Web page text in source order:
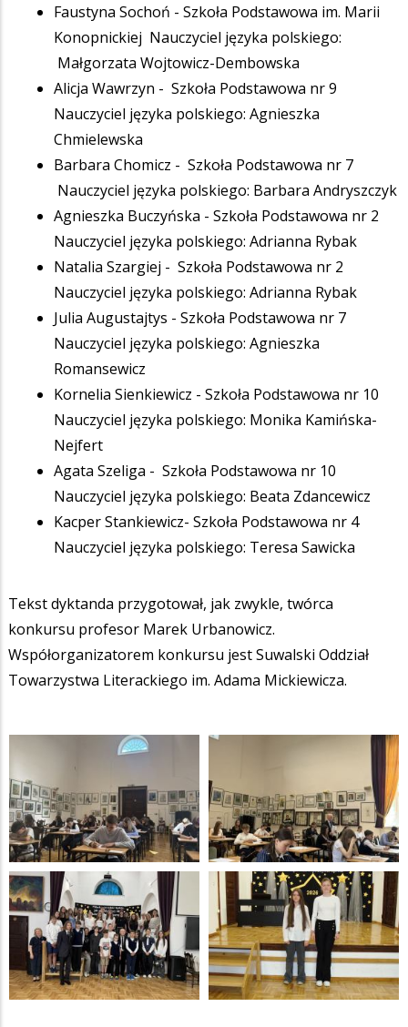
Faustyna Sochoń - Szkoła Podstawowa im. Marii
Konopnickiej Nauczyciel języka polskiego:
Małgorzata Wojtowicz-Dembowska
Alicja Wawrzyn - Szkoła Podstawowa nr 9
Nauczyciel języka polskiego: Agnieszka
Chmielewska
Barbara Chomicz - Szkoła Podstawowa nr 7
Nauczyciel języka polskiego: Barbara Andryszczyk
Agnieszka Buczyńska - Szkoła Podstawowa nr 2
Nauczyciel języka polskiego: Adrianna Rybak
Natalia Szargiej - Szkoła Podstawowa nr 2
Nauczyciel języka polskiego: Adrianna Rybak
Julia Augustajtys - Szkoła Podstawowa nr 7
Nauczyciel języka polskiego: Agnieszka
Romansewicz
Kornelia Sienkiewicz - Szkoła Podstawowa nr 10
Nauczyciel języka polskiego: Monika Kamińska-
Nejfert
Agata Szeliga - Szkoła Podstawowa nr 10
Nauczyciel języka polskiego: Beata Zdancewicz
Kacper Stankiewicz- Szkoła Podstawowa nr 4
Nauczyciel języka polskiego: Teresa Sawicka
Tekst dyktanda przygotował, jak zwykle, twórca
konkursu profesor Marek Urbanowicz.
Współorganizatorem konkursu jest Suwalski Oddział
Towarzystwa Literackiego im. Adama Mickiewicza.